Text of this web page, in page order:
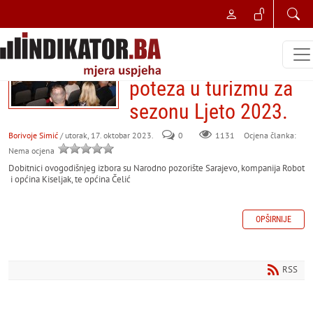
NAJBOLJI POSLOVNI POTEZ
Kiseljak domaćin
izbora najboljeg
poteza u turizmu za
sezonu Ljeto 2023.
Borivoje Simić / utorak, 17. oktobar 2023. 0 1131
Ocjena članka:
Nema ocjena
Dobitnici ovogodišnjeg izbora su Narodno pozorište Sarajevo, kompanija Robot
i općina Kiseljak, te općina Čelić
OPŠIRNIJE
RSS